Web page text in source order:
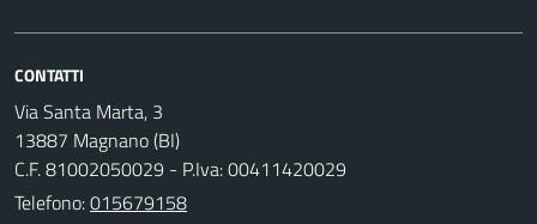
CONTATTI
Via Santa Marta, 3
13887 Magnano (BI)
C.F. 81002050029 - P.Iva: 00411420029
Telefono:015679158